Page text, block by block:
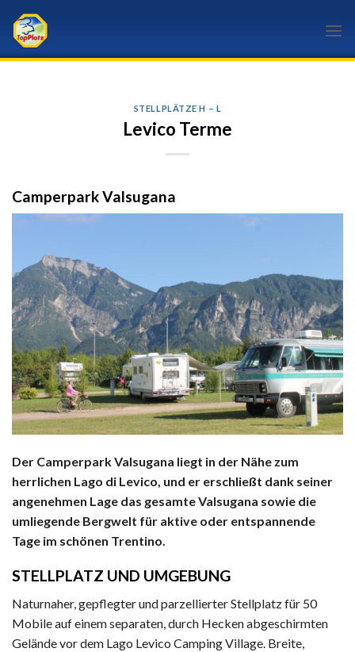
content
STELLPLÄTZE H – L
Levico Terme
Camperpark Valsugana
Der Camperpark Valsugana liegt in der Nähe zum
herrlichen Lago di Levico, und er erschließt dank seiner
angenehmen Lage das gesamte Valsugana sowie die
umliegende Bergwelt für aktive oder entspannende
Tage im schönen Trentino.
STELLPLATZ UND UMGEBUNG
Naturnaher, gepflegter und parzellierter Stellplatz für 50
Mobile auf einem separaten, durch Hecken abgeschirmten
Gelände vor dem Lago Levico Camping Village. Breite,